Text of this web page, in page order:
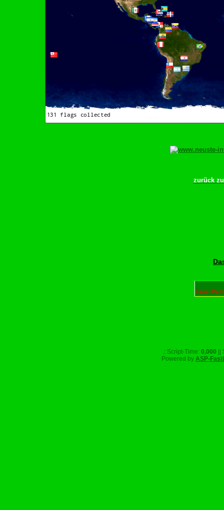
zurück
.: Script-Time: 0,000
Powered by ASP-